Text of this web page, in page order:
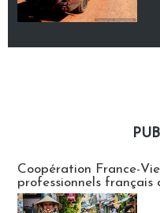
Coopération France-
professionnels français